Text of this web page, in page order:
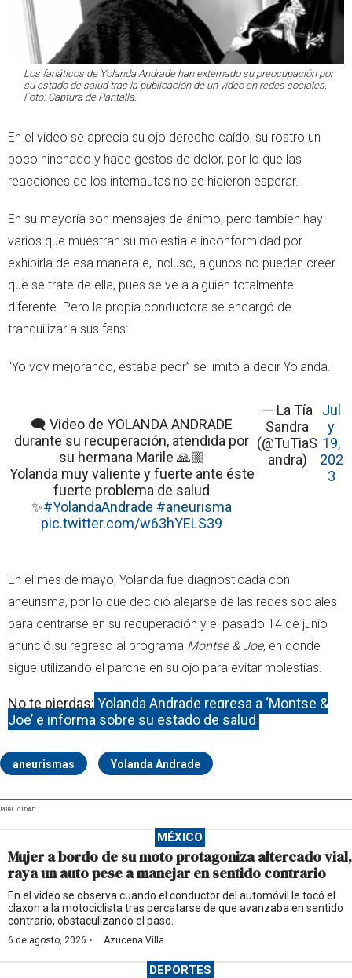
Los fanáticos de Yolanda Andrade han externado su preocupación por
su estado de salud tras la publicación de un video en redes sociales.
Foto: Captura de Pantalla.
En el video se aprecia su ojo derecho caído, su rostro un
poco hinchado y hace gestos de dolor, por lo que las
reacciones de los internautas no se hicieron esperar.
En su mayoría son mensajes de ánimo, pero también hay
varios que muestran su molestia e inconformidad por
exhibirla de esa manera e, incluso, algunos no pueden creer
que se trate de ella, pues se ve a alguien totalmente
diferente. Pero la propia conductora se encargó de
tranquilizar a sus fans:
“Yo voy mejorando, estaba peor” se limitó a decir Yolanda.
🗨️ Video de YOLANDA ANDRADE
durante su recuperación, atendida por
su hermana Marile 🙏🏼
Yolanda muy valiente y fuerte ante éste
fuerte problema de salud
✨#YolandaAndrade #aneurisma
pic.twitter.com/w63hYELS39
— La Tía
Sandra
(@TuTiaS
andra)
Jul
y
19,
202
3
En el mes de mayo, Yolanda fue diagnosticada con
aneurisma, por lo que decidió alejarse de las redes sociales
para centrarse en su recuperación y el pasado 14 de junio
anunció su regreso al programa Montse & Joe, en donde
sigue utilizando el parche en su ojo para evitar molestias.
No te pierdas: Yolanda Andrade regresa a ‘Montse &
Joe’ e informa sobre su estado de salud
aneurismas Yolanda Andrade
PUBLICIDAD
MÉXICO
Mujer a bordo de su moto protagoniza altercado vial,
raya un auto pese a manejar en sentido contrario
En el video se observa cuando el conductor del automóvil le tocó el
claxon a la motociclista tras percatarse de que avanzaba en sentido
contrario, obstaculizando el paso.
6 de agosto, 2026 · Azucena Villa
DEPORTES